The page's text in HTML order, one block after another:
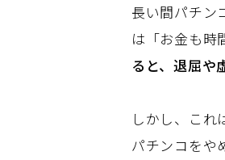
長い間パチン
は「お金も時
ると、退屈や
しかし、これ
パチンコをや